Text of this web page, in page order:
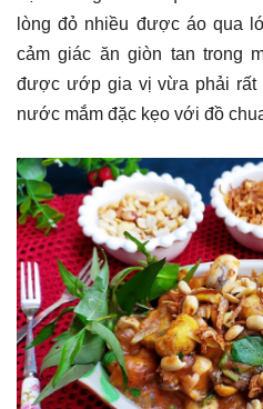
lòng đỏ nhiều được áo qua
cảm giác ăn giòn tan trong
được ướp gia vị vừa phải rất
nước mắm đặc kẹo với đồ